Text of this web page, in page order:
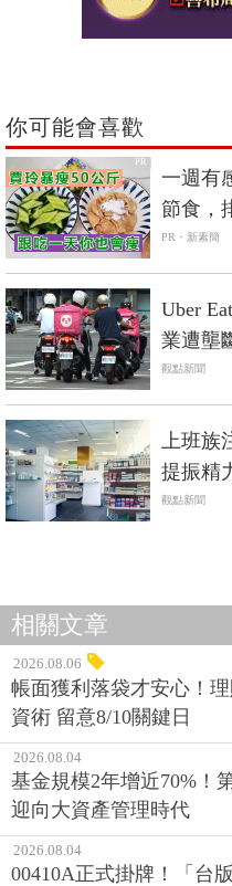
你可能會喜歡
PR
一週有
節食，
PR・新素簡
Uber
業遭壟
觀點新聞
上班
提振精
觀點新聞
相關文章
2026.08.06
帳面獲利落袋才安心！
資術 留意8/10關鍵日
2026.08.04
基金規模2年增近70%！
迎向大資產管理時代
2026.08.04
00410A正式掛牌！「台